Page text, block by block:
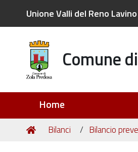
Unione Valli del Reno
Comune
Home
Tu
Home
Bilanci Bilancio